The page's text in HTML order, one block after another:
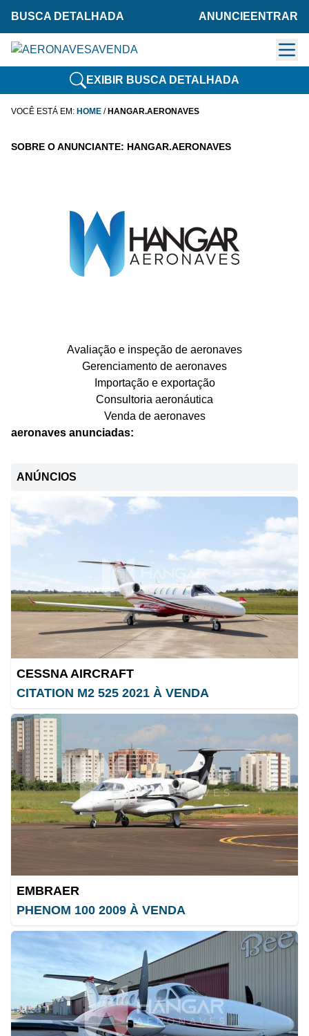
BUSCA DETALHADA ANUNCIE ENTRAR
EXIBIR BUSCA DETALHADA
VOCÊ ESTÁ EM: HOME / HANGAR.AERONAVES
SOBRE O ANUNCIANTE: HANGAR.AERONAVES
Avaliação e inspeção de aeronaves
Gerenciamento de aeronaves
Importação e exportação
Consultoria aeronáutica
Venda de aeronaves
aeronaves anunciadas:
ANÚNCIOS
CESSNA AIRCRAFT
CITATION M2 525 2021 À VENDA
EMBRAER
PHENOM 100 2009 À VENDA